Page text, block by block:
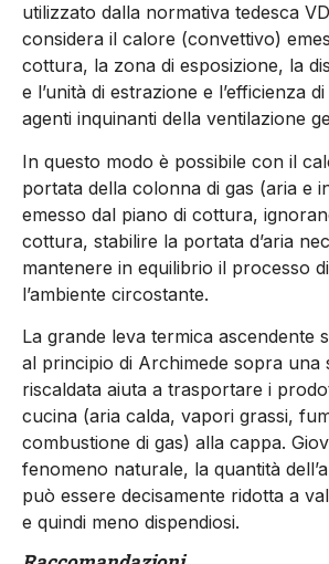
utilizzato dalla normativa tedesca
considera il calore (convettivo)
cottura, la zona di esposizione, la
e l’unità di estrazione e l’efficienza
agenti inquinanti della ventilazione
In questo modo è possibile con il
portata della colonna di gas (aria e
emesso dal piano di cottura,
cottura, stabilire la portata d’aria
mantenere in equilibrio il processo
l’ambiente circostante.
La grande leva termica ascendente
al principio di Archimede sopra una
riscaldata aiuta a trasportare i
cucina (aria calda, vapori grassi,
combustione di gas) alla cappa.
fenomeno naturale, la quantità
può essere decisamente ridotta a
e quindi meno dispendiosi.